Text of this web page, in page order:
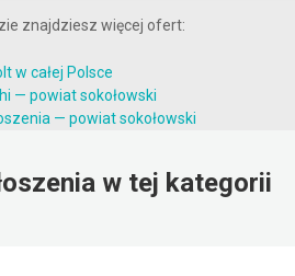
znajdziesz więcej ofert:
w całej Polsce
— powiat sokołowski
— powiat sokołowski
w tej kategorii